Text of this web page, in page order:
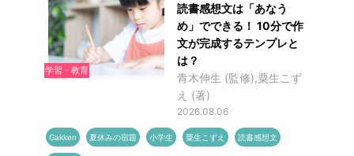
学習・教育
読書感想文は「あなう
め」でできる！ 10分で作
文が完成するテンプレと
は？
青木伸生 (監修),粟生こず
え (著)
2026.08.06
Gakken 夏休みの宿題 小学生 粟生こずえ 読書感想文